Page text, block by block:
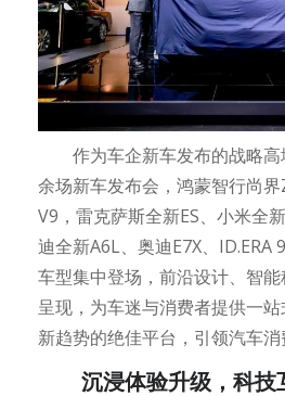
作为车企新车发布的战略
余场新车发布会，鸿蒙智行尚
V9，雷克萨斯全新ES、小米全
迪全新A6L、奥迪E7X、ID.ERA
车型集中登场，前沿设计、智
呈现，为车迷与消费者提供一站
新趋势的绝佳平台，引领汽车消
沉浸体验升级，科技